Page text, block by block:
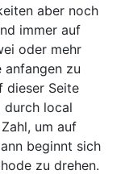
aber noch
immer auf
oder mehr
anfangen zu
dieser Seite
durch local
um auf
beginnt sich
zu drehen.